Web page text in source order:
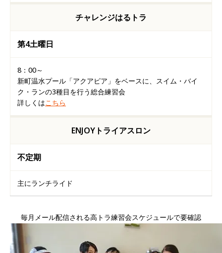
チャレンジはるトラ
第4土曜日
8：00～
新町温水プール「アクアピア」をベースに、スイム・バイ
ク・ランの3種目を行う総合練習会
詳しくはこちら
ENJOYトライアスロン
不定期
主にランチライド
毎月メール配信される高トラ練習会スケジュールで要確認